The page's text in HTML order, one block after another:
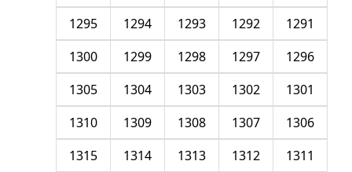
1291
1292
1293
1294
1295
1296
1297
1298
1299
1300
1301
1302
1303
1304
1305
1306
1307
1308
1309
1310
1311
1312
1313
1314
1315